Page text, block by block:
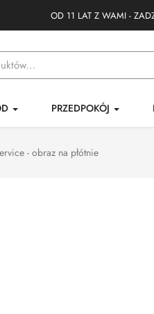
OD 11 LAT Z WAMI -
PRZEDPOKÓJ
- obraz na płótnie